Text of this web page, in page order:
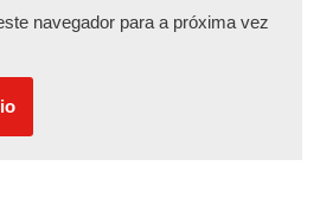
navegador para a próxima vez